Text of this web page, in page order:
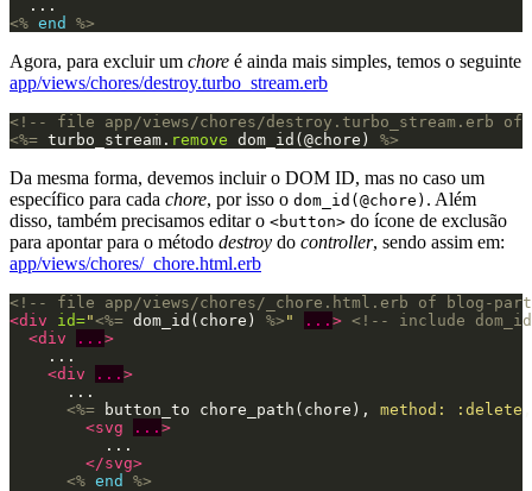
<% end %>
Agora, para excluir um chore é ainda mais simples, temos o seguinte
app/views/chores/destroy.turbo_stream.erb
<!-- file app/views/chores/destroy.turbo_stream.erb
<%= turbo_stream . remove dom_id (@chore ) %>
Da mesma forma, devemos incluir o DOM ID, mas no caso um
específico para cada chore, por isso o dom_id(@chore) . Além
disso, também precisamos editar o <button> do ícone de exclusão
para apontar para o método destroy do controller, sendo assim em:
app/views/chores/_chore.html.erb
<!-- file app/views/chores/_chore.html.erb of blog-
<div
id="<%= dom_id ( chore ) %> " ... > <!-- include
<div
... >
    ...
<div
... >
      ...
<%=
button_to chore_path ( chore ), method: :delete
<svg
... >
          ...
</svg>
<% end
%>